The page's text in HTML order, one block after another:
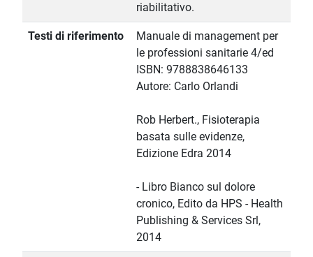
riabilitativo.
Testi di riferimento
Manuale di management per
le professioni sanitarie 4/ed
ISBN: 9788838646133
Autore: Carlo Orlandi
Rob Herbert., Fisioterapia
basata sulle evidenze,
Edizione Edra 2014
- Libro Bianco sul dolore
cronico, Edito da HPS - Health
Publishing & Services Srl,
2014